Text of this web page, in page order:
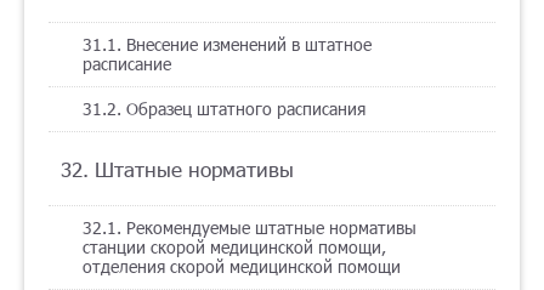
31.1. Внесение изменений в штатное
расписание
31.2. Образец штатного расписания
32. Штатные нормативы
32.1. Рекомендуемые штатные нормативы
станции скорой медицинской помощи,
отделения скорой медицинской помощи